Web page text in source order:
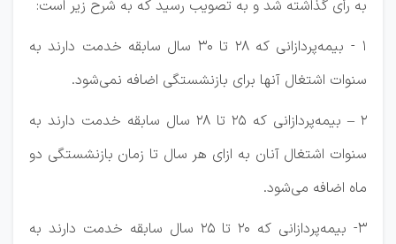
به رأی گذاشته شد و به تصویب رسید که به شرح زیر است:
۱ - بیمه‌پردازانی که ۲۸ تا ۳۰ سال سابقه خدمت دارند به
سنوات اشتغال آنها برای بازنشستگی اضافه نمی‌شود.
۲ – بیمه‌پردازانی که ۲۵ تا ۲۸ سال سابقه خدمت دارند به
سنوات اشتغال آنان به ازای هر سال تا زمان بازنشستگی دو
ماه اضافه می‌شود.
۳- بیمه‌پردازانی که ۲۰ تا ۲۵ سال سابقه خدمت دارند به